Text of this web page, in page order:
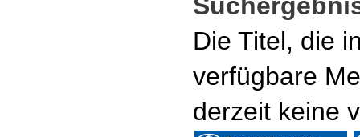
Die Titel, die
verfügbare
derzeit keine